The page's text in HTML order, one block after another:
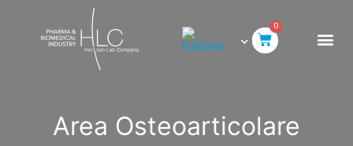
0
Area Osteoarticolare